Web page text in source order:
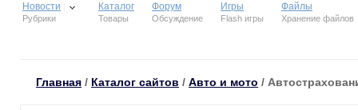
Новости
Рубрики
Каталог
Товары
Форум
Обсуждение
Игры
Flash игры
Файлы
Хранение файлов
Главная / Каталог сайтов / Авто и мото /